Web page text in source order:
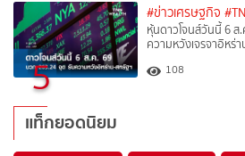
5
#ข่าวเศรษฐกิจ
หุ้นดาวโจนส์วันนี้ 6 ส
ความหวังเจรจาอิหร่
108
แท็กยอดนิยม